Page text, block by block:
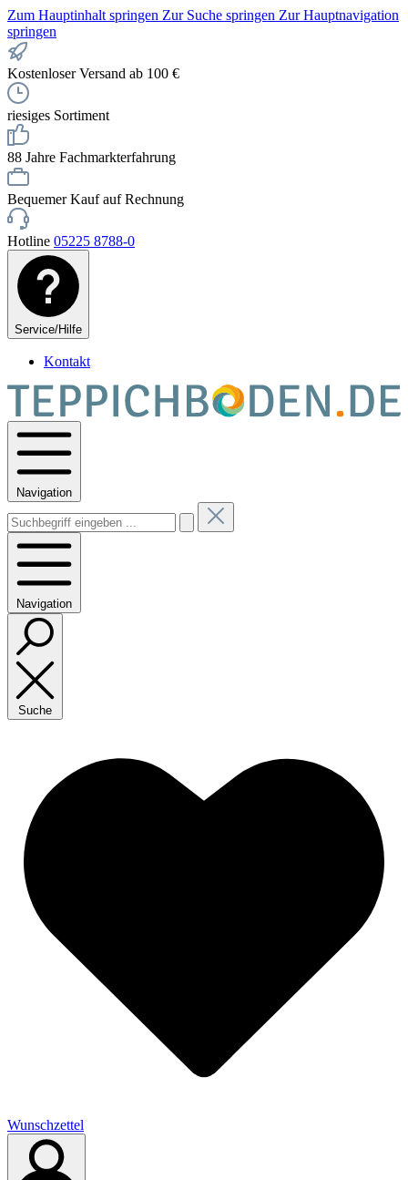
Zum Hauptinhalt springen Zur Suche springen Zur Hauptnavigation
springen
Kostenloser Versand ab 100 €
riesiges Sortiment
88 Jahre Fachmarkterfahrung
Bequemer Kauf auf Rechnung
Hotline 05225 8788-0
Service/Hilfe
Kontakt
Navigation
Navigation
Suche
Wunschzettel